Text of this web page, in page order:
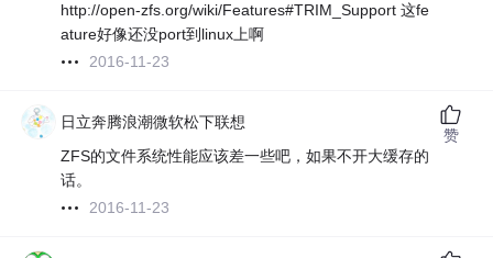
http://open-zfs.org/wiki/Features#TRIM_Support 这fe
ature好像还没port到linux上啊
2016-11-23
日立奔腾浪潮微软松下联想
ZFS的文件系统性能应该差一些吧，如果不开大缓存的
话。
2016-11-23
赞